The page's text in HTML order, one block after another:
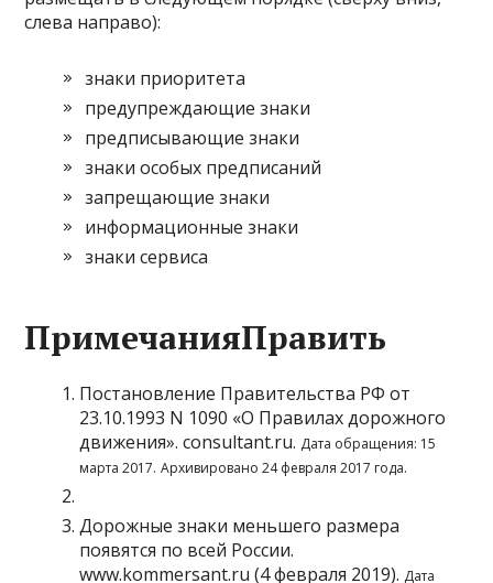
слева направо):
знаки приоритета
предупреждающие знаки
предписывающие знаки
знаки особых предписаний
запрещающие знаки
информационные знаки
знаки сервиса
ПримечанияПравить
Постановление Правительства РФ от
23.10.1993 N 1090 «О Правилах дорожного
движения». consultant.ru. Дата обращения: 15
марта 2017. Архивировано 24 февраля 2017 года.
Дорожные знаки меньшего размера
появятся по всей России.
www.kommersant.ru (4 февраля 2019). Дата